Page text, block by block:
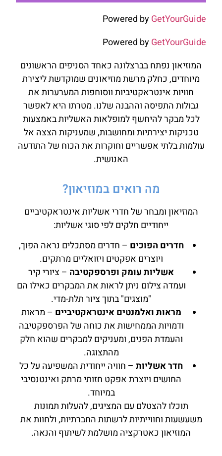
Powered byGetYourGuide
Powered byGetYourGuide
המוזיאון נפתח בברצלונה כאחד הסניפים הראשונים
מיוחדים, כחלק מרשת מוזיאונים שמוקדשת ליצירת
חוויות אינטראקטיביות ווסוחפות המערערות את
גבולות התפיסה וההבנה שלנו. מטרתו היא לאפשר
לכל מבקר להיחשף למופלאות האשליות באמצעות
טכניקות יצירתיות ומחושבות, שמעניקות הצצה אל
עולמות בלתי אפשריים וחוקרות את הכוח של התודעה
האנושית.
מה רואים במוזיאון?
המוזיאון ומבחר של חדרי אשליות אינטראקטיביים
ייחודיים חלקים לפי סוגי אשליות:
חדרים הפוכים – חדרים מסתכלים נראה הפוך,
ויוצרים אפקטים ויזואליים מרתקים.
אשליות עומק ופרספקטיבה – ציורי קיר
ועמדה צילום ניתן לראות את המבקרים כאילו הם
"מוצגים" בתוך ציור תלת-מדי.
מראות ואלמנטים אינטראקטיביים – מראות
ודמויות הממחישות את כוחה של הפרספקטיבה
והעמדת הפנים, ומעניקים למבקרים שהוא חלק
מהתצוגה.
חדר אשליות– חוויה ייחודית המשפיעה על כל
החושים ויוצרת אפקט חזותי מרתק ואינטנסיבי
במיוחד.
תוכלו להצטלם עם המציגים, להעלות תמונות
משעשעות וחווייתיות לרשתות החברתיות, ולחוות את
המוזיאון כאטרקציה מושלמת לשיתוף והנאה.